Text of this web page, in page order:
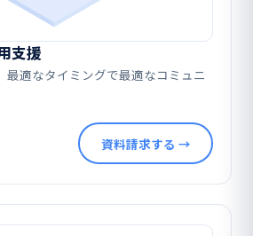
支援
最適なタイミングで最適なコミュニ
資料請求する →